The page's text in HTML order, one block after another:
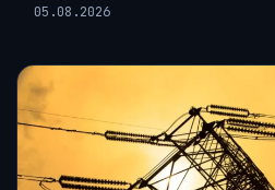
05.08.2026